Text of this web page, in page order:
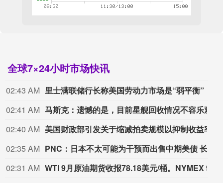
全球7×24小时市场快讯
02:43 AM 里士满联储行长称美国劳动力市场是“弱平衡”
02:41 AM
02:40 AM
02:35 AM
02:31 AM